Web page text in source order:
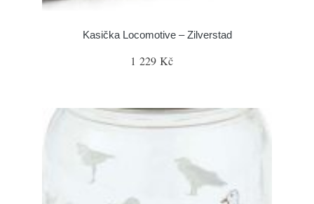
Kasička Locomotive – Zilverstad
1 229 Kč